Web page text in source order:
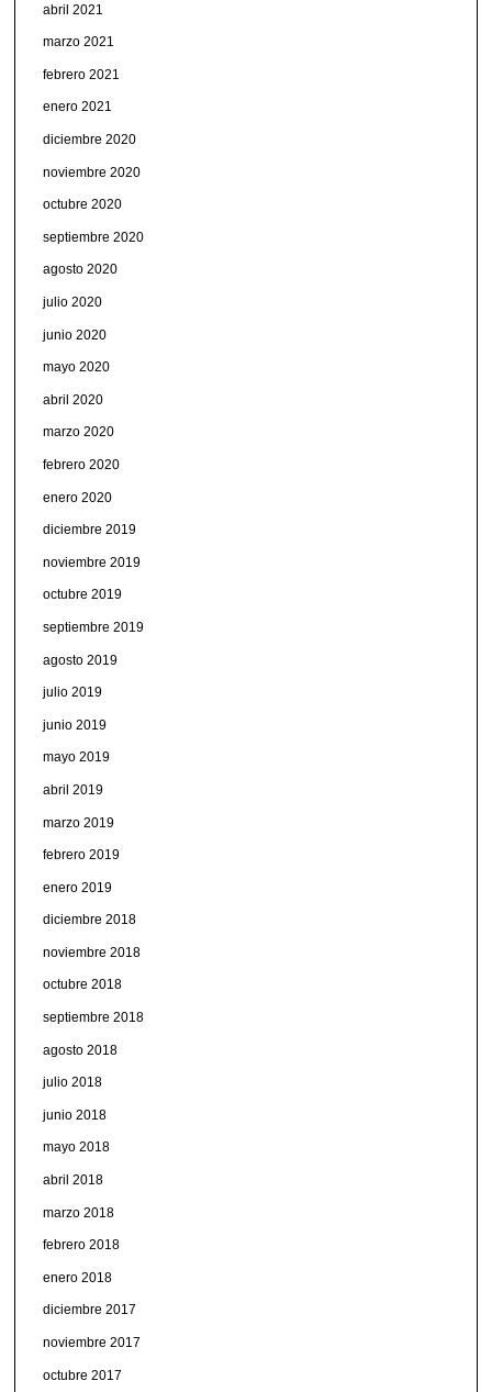
abril 2021
marzo 2021
febrero 2021
enero 2021
diciembre 2020
noviembre 2020
octubre 2020
septiembre 2020
agosto 2020
julio 2020
junio 2020
mayo 2020
abril 2020
marzo 2020
febrero 2020
enero 2020
diciembre 2019
noviembre 2019
octubre 2019
septiembre 2019
agosto 2019
julio 2019
junio 2019
mayo 2019
abril 2019
marzo 2019
febrero 2019
enero 2019
diciembre 2018
noviembre 2018
octubre 2018
septiembre 2018
agosto 2018
julio 2018
junio 2018
mayo 2018
abril 2018
marzo 2018
febrero 2018
enero 2018
diciembre 2017
noviembre 2017
octubre 2017